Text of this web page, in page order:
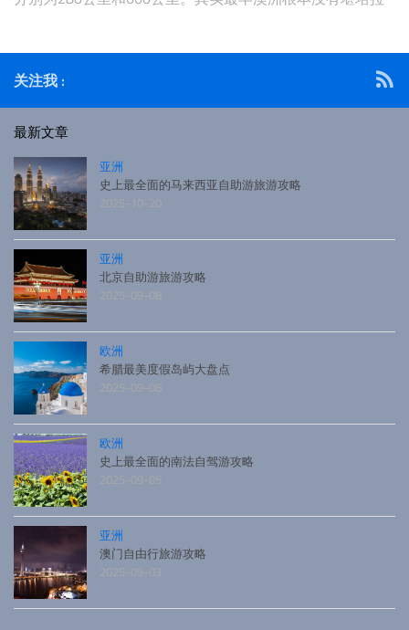
历史的新都市。悉尼和墨尔本都希望成为新兴联邦制澳大利
亚的首都，并决
关注我 :
最新文章
亚洲
史上最全面的马来西亚自助游旅游攻略
2025-10-20
亚洲
北京自助游旅游攻略
2025-09-08
欧洲
希腊最美度假岛屿大盘点
2025-09-08
欧洲
史上最全面的南法自驾游攻略
2025-09-05
亚洲
澳门自由行旅游攻略
2025-09-03